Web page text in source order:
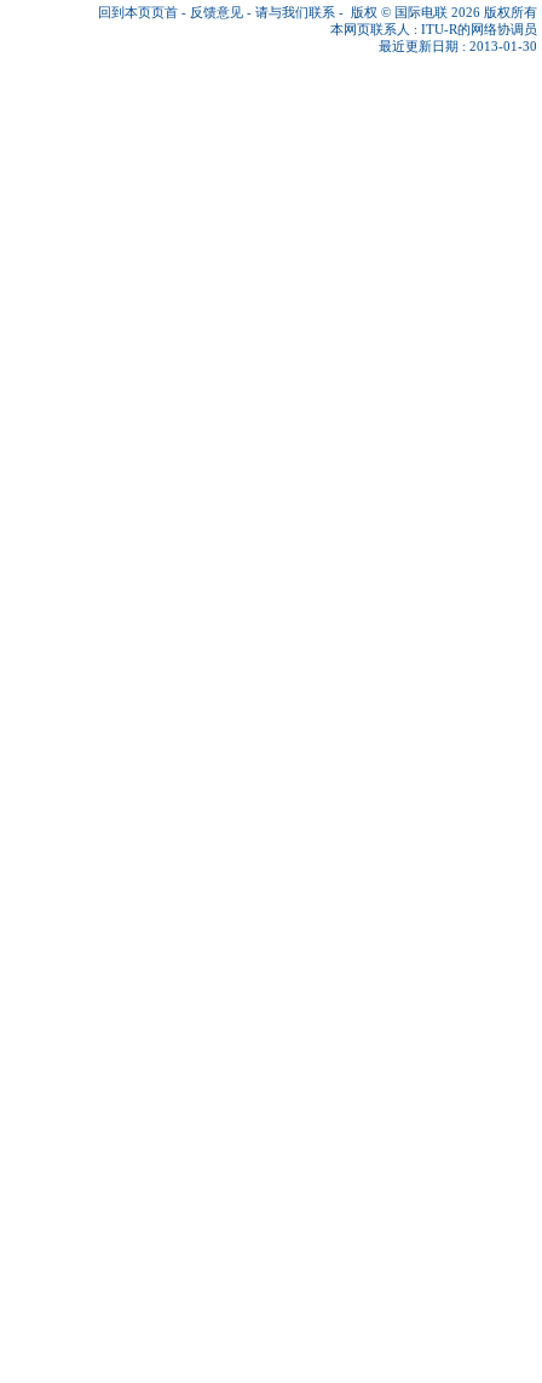
回到本页页首 - 反馈意见 - 请与我们联系 - 版权 © 国际电联 2026 版权所有
本网页联系人 : ITU-R的网络协调员
最近更新日期 : 2013-01-30